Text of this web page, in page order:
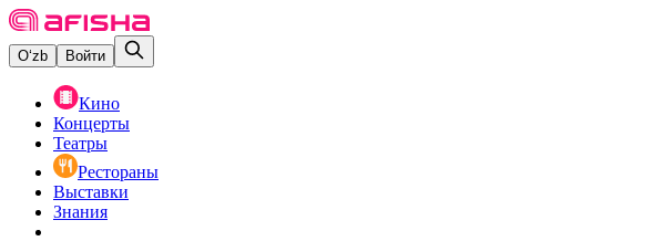
O‘zb Войти
Кино
Концерты
Театры
Рестораны
Выставки
Знания